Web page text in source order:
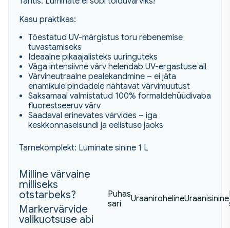
Kasu praktikas:
Tõestatud UV-märgistus toru rebenemise
tuvastamiseks
Ideaalne pikaajalisteks uuringuteks
Väga intensiivne värv helendab UV-ergastuse all
Värvineutraalne pealekandmine – ei jäta
enamikule pindadele nähtavat värvimuutust
Saksamaal valmistatud 100% formaldehüüdivaba
fluorestseeruv värv
Saadaval erinevates värvides – iga
keskkonnaseisundi ja eelistuse jaoks
Tarnekomplekt: Luminate sinine 1 L
Milline värvaine
milliseks
otstarbeks?
Markervärvide
valikuotsuse abi
Puhas
sari
UraanirohelineUraanisinine